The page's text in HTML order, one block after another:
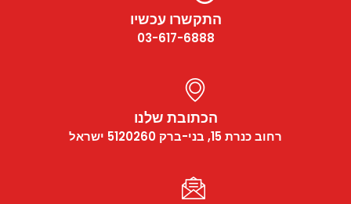
התקשרו עכשיו
03-617-6888
הכתובת שלנו
רחוב כנרת 15, בני-ברק 5120260 ישראל